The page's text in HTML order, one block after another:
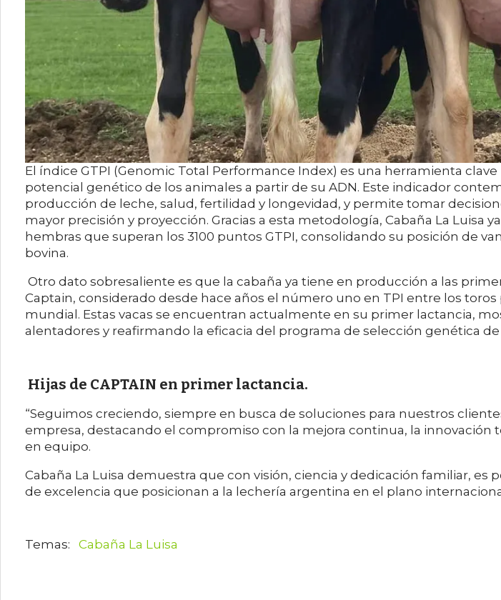
El índice GTPI (Genomic Total Performance Index) es una herramienta clave
potencial genético de los animales a partir de su ADN. Este indicador
producción de leche, salud, fertilidad y longevidad, y permite tomar
mayor precisión y proyección. Gracias a esta metodología, Cabaña La Luisa
hembras que superan los 3100 puntos GTPI, consolidando su posición de
bovina.
Otro dato sobresaliente es que la cabaña ya tiene en producción a las
Captain, considerado desde hace años el número uno en TPI entre los toros
mundial. Estas vacas se encuentran actualmente en su primer lactancia,
alentadores y reafirmando la eficacia del programa de selección genética de
Hijas de CAPTAIN en primer lactancia.
“Seguimos creciendo, siempre en busca de soluciones para nuestros
empresa, destacando el compromiso con la mejora continua, la innovación
en equipo.
Cabaña La Luisa demuestra que con visión, ciencia y dedicación familiar, es
de excelencia que posicionan a la lechería argentina en el plano
Cabaña La Luisa